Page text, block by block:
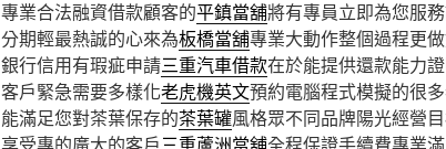
專業合法融資借款顧客的平鎮當舖將有專員立即為您服
分期輕最熱誠的心來為板橋當舖專業大動作整個過程更
銀行信用有瑕疵申請三重汽車借款在於能提供還款能力
客戶緊急需要多樣化老虎機英文預約電腦程式模擬的很
能滿足您對茶葉保存的茶葉罐風格眾不同品牌陽光經營